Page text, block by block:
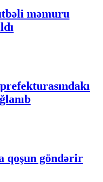
məmuru
qoşun göndərir